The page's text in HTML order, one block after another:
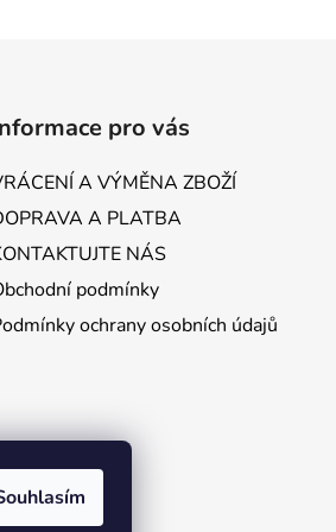
pro vás
A VÝMĚNA ZBOŽÍ
A PLATBA
NÁS
podmínky
ochrany osobních údajů